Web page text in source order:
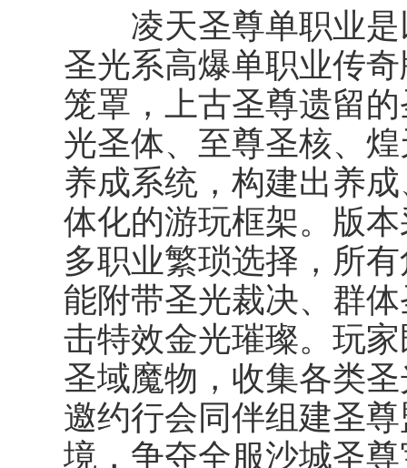
凌天圣尊单职业是
圣光系高爆单职业传
笼罩，上古圣尊遗留
光圣体、至尊圣核、
养成系统，构建出养
体化的游玩框架。版
多职业繁琐选择，所
能附带圣光裁决、群
击特效金光璀璨。玩
圣域魔物，收集各类
邀约行会同伴组建圣
境，争夺全服沙城圣